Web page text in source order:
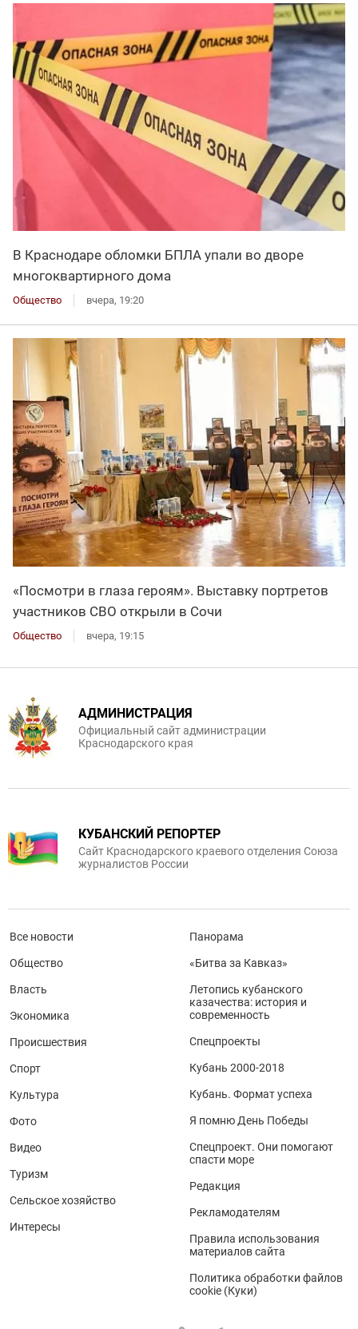
В Краснодаре обломки БПЛА упали во дворе
многоквартирного дома
Общество вчера, 19:20
«Посмотри в глаза героям». Выставку портретов
участников СВО открыли в Сочи
Общество вчера, 19:15
АДМИНИСТРАЦИЯ
Официальный сайт администрации
Краснодарского края
КУБАНСКИЙ РЕПОРТЕР
Сайт Краснодарского краевого отделения Союза
журналистов России
Все новости
Общество
Власть
Экономика
Происшествия
Спорт
Культура
Фото
Видео
Туризм
Сельское хозяйство
Интересы
Панорама
«Битва за Кавказ»
Летопись кубанского
казачества: история и
современность
Спецпроекты
Кубань 2000-2018
Кубань. Формат успеха
Я помню День Победы
Спецпроект. Они помогают
спасти море
Редакция
Рекламодателям
Правила использования
материалов сайта
Политика обработки файлов
cookie (Куки)